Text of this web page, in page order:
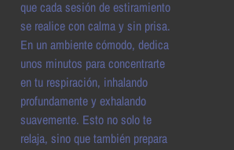
que cada sesión de estiramiento
se realice con calma y sin prisa.
En un ambiente cómodo, dedica
unos minutos para concentrarte
en tu respiración, inhalando
profundamente y exhalando
suavemente. Esto no solo te
relaja, sino que también prepara